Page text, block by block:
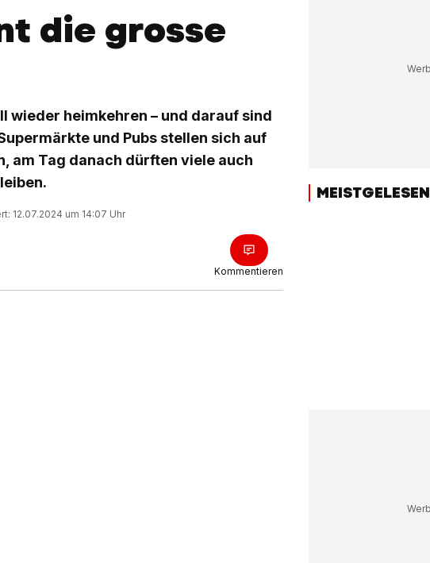
die grosse
wieder heimkehren – und darauf sind
und Pubs stellen sich auf
am Tag danach dürften viele auch
12.07.2024 um 14:07 Uhr
Kommentieren
MEISTGELESEN